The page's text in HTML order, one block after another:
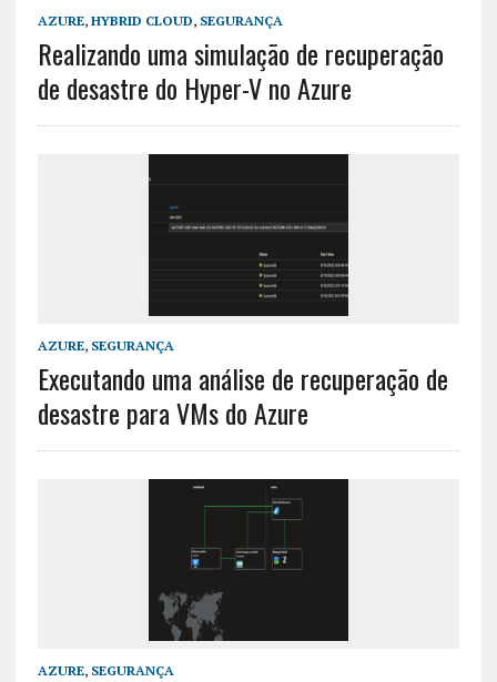
AZURE, HYBRID CLOUD, SEGURANÇA
Realizando uma simulação de recuperação
de desastre do Hyper-V no Azure
AZURE, SEGURANÇA
Executando uma análise de recuperação de
desastre para VMs do Azure
AZURE, SEGURANÇA